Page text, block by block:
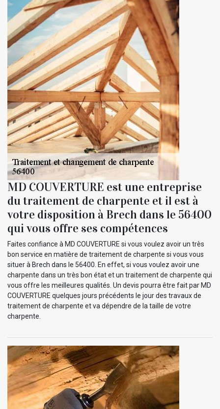
MD COUVERTURE est une entreprise
du traitement de charpente et il est à
votre disposition à Brech dans le 56400
qui vous offre ses compétences
Faites confiance à MD COUVERTURE si vous voulez avoir un très
bon service en matière de traitement de charpente si vous vous
situer à Brech dans le 56400. En effet, si vous voulez avoir une
charpente dans un très bon état et un traitement de charpente qui
vous offre les meilleures qualités. Un devis pourra être fait par MD
COUVERTURE quelques jours précédents le jour des travaux de
traitement de charpente et va dépendre de la taille de votre
charpente.